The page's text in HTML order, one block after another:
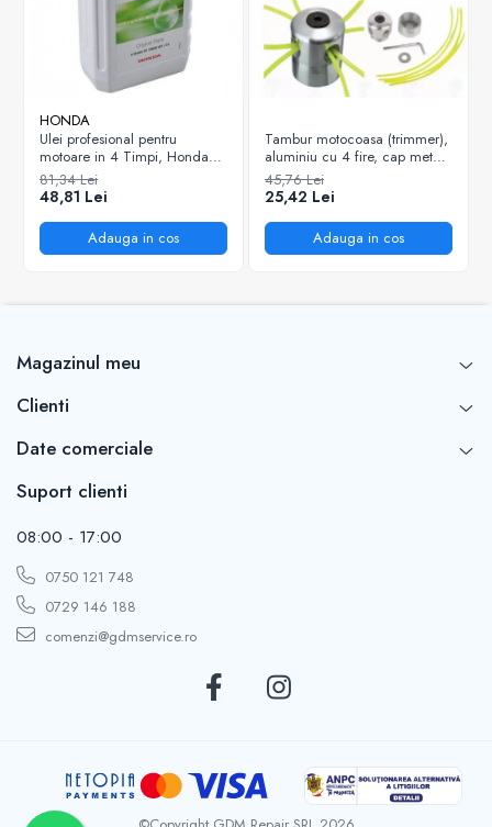
HONDA
Ulei profesional pentru
motoare in 4 Timpi, Honda
10W-30, 0.6L
81,34 Lei
48,81 Lei
Adauga in cos
Tambur motocoasa (trimmer),
aluminiu cu 4 fire, cap metal,
cheie imbus
45,76 Lei
25,42 Lei
Adauga in cos
Magazinul meu
Clienti
Date comerciale
Suport clienti
08:00 - 17:00
0750 121 748
0729 146 188
comenzi@gdmservice.ro